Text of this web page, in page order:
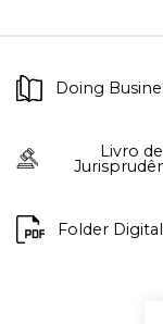
Doing
Livro de
Folder Digital